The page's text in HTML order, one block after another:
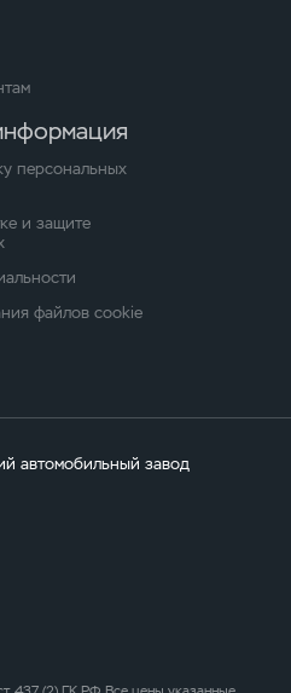
персональных
и защите
файлов cookie
автомобильный завод